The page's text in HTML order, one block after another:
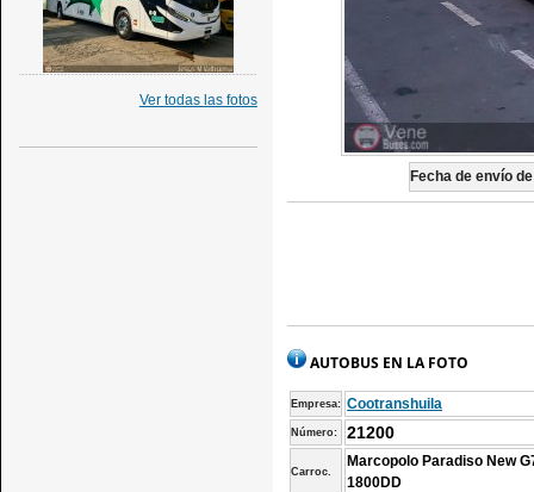
Fecha de envío
AUTOBUS EN LA FOTO
Empresa: Cootranshuila
Número: 21200
Carroc.
Marcopolo Paradiso New
1800DD
Ver todas las fotos